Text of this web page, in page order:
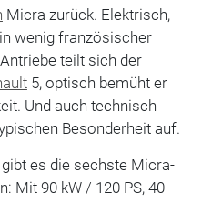
Micra zurück. Elektrisch,
wenig französischer
teilt sich der
5, optisch bemüht er
Und auch technisch
Besonderheit auf.
es die sechste Micra-
Mit 90 kW / 120 PS, 40